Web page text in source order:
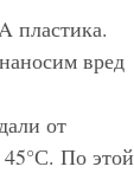
пластика.
вред
от
По этой